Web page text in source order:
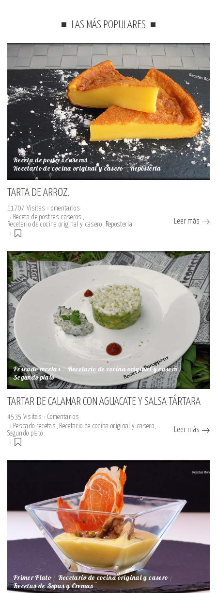
LAS MÁS POPULARES
Receta de postres caseros
Recetario de cocina original y casero Repostería
TARTA DE ARROZ.
11707 Visitas
omentarios
Receta de postres caseros
Recetario de cocina original y casero
Repostería Leer más
Pescado recetas Recetario de cocina original y casero
Segundo plato
TARTAR DE CALAMAR CON AGUACATE Y SALSA TÁRTARA
4535 Visitas
Comentarios
Pescado recetas
Recetario de cocina original y casero
Segundo plato
Leer más
Primer Plato Recetario de cocina original y casero
Recetas de Sopas y Cremas